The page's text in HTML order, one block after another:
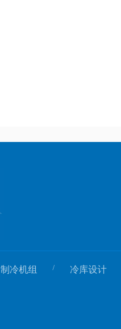
制冷机组 / 冷库设计